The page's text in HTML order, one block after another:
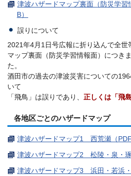
津波ハザードマップ裏面（防災学
B）
誤りについて
2021年4月1日号広報に折り込んで全世
マップ裏面（防災学習情報面）につき
た。
酒田市の過去の津波災害についての
いて
「飛鳥」は誤りであり、 正しくは「飛島
各地区ごとのハザードマップ
津波ハザードマップ1 西荒瀬（PDF
津波ハザードマップ2 松陵・泉・琢
津波ハザードマップ3 浜田・若浜